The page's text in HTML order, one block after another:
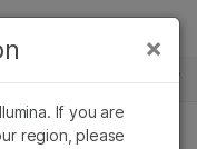
×
If you are
region, please